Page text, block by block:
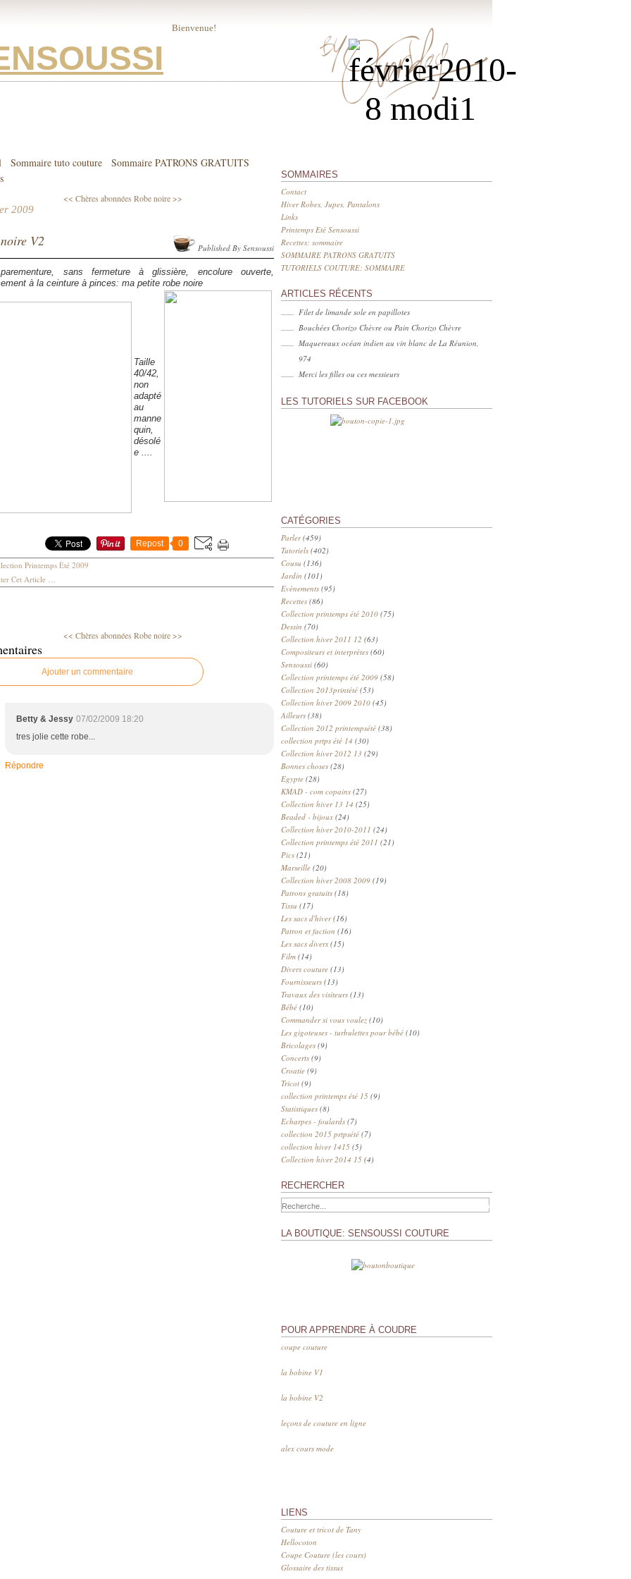
Bienvenue!
Sommaire tuto couture
Sommaire PATRONS GRATUITS
<< Chères abonnées Robe noire >>
2009
V2
sans fermeture à glissière, encolure ouverte,
à la ceinture à pinces: ma petite robe noire
Taille
40/42,
non
adapté
au
manne
quin,
désolé
e ....
Repost 0
Published By Sensoussi
Printemps Été 2009
Cet Article …
<< Chères abonnées Robe noire >>
Ajouter un commentaire
Betty & Jessy 07/02/2009 18:20
tres jolie cette robe...
Répondre
SOMMAIRES
Contact
Hiver Robes, Jupes, Pantalons
Links
Printemps Eté Sensoussi
Recettes: sommaire
SOMMAIRE PATRONS GRATUITS
TUTORIELS COUTURE: SOMMAIRE
ARTICLES RÉCENTS
Filet de limande sole en papillotes
Bouchées Chorizo Chèvre ou Pain Chorizo Chèvre
Maquereaux océan indien au vin blanc de La Réunion,
974
Merci les filles ou ces messieurs
LES TUTORIELS SUR FACEBOOK
CATÉGORIES
Parler(459)
Tutoriels (402)
Cousu (136)
Jardin (101)
Evènements (95)
Recettes (86)
Collection printemps été 2010 (75)
Dessin (70)
Collection hiver 2011 12 (63)
Compositeurs et interprètes (60)
Sensoussi (60)
Collection printemps été 2009 (58)
Collection 2013printété (53)
Collection hiver 2009 2010 (45)
Ailleurs (38)
Collection 2012 printempsété (38)
collection prtps été 14 (30)
Collection hiver 2012 13 (29)
Bonnes choses (28)
Egypte (28)
KMAD - com copains (27)
Collection hiver 13 14 (25)
Beaded - bijoux (24)
Collection hiver 2010-2011 (24)
Collection printemps été 2011 (21)
Pics (21)
Marseille (20)
Collection hiver 2008 2009 (19)
Patrons gratuits (18)
Tissu (17)
Les sacs d'hiver(16)
Patron et faction (16)
Les sacs divers (15)
Film (14)
Divers couture (13)
Fournisseurs (13)
Travaux des visiteurs (13)
Bébé (10)
Commander si vous voulez (10)
Les gigoteuses - turbulettes pour bébé (10)
Bricolages (9)
Concerts (9)
Croatie (9)
Tricot (9)
collection printemps été 15 (9)
Statistiques (8)
Echarpes - foulards (7)
collection 2015 prtpsété (7)
collection hiver 1415 (5)
Collection hiver 2014 15 (4)
RECHERCHER
LA BOUTIQUE: SENSOUSSI COUTURE
POUR APPRENDRE À COUDRE
coupe couture
la bobine V1
la bobine V2
leçons de couture en ligne
alex cours mode
LIENS
Couture et tricot de Tany
Hellocoton
Coupe Couture (les cours)
Glossaire des tissus